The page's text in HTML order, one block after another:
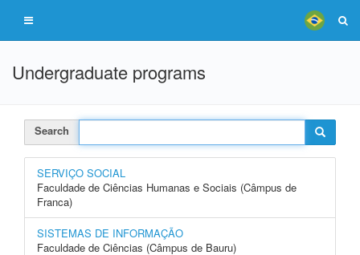
Undergraduate programs
Search
SERVIÇO SOCIAL
Faculdade de Ciências Humanas e Sociais (Câmpus de
Franca)
SISTEMAS DE INFORMAÇÃO
Faculdade de Ciências (Câmpus de Bauru)